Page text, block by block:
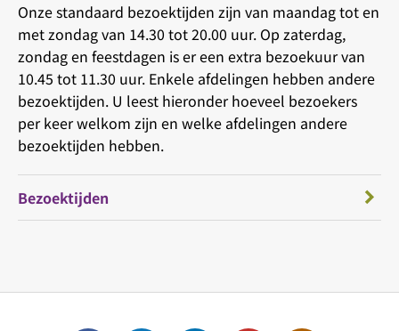
Onze standaard bezoektijden zijn van maandag tot en
met zondag van 14.30 tot 20.00 uur. Op zaterdag,
zondag en feestdagen is er een extra bezoekuur van
10.45 tot 11.30 uur. Enkele afdelingen hebben andere
bezoektijden. U leest hieronder hoeveel bezoekers
per keer welkom zijn en welke afdelingen andere
bezoektijden hebben.
Bezoektijden